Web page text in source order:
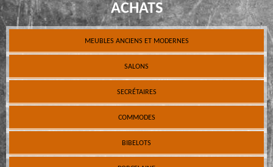
ACHATS
MEUBLES ANCIENS ET MODERNES
SALONS
SECRÉTAIRES
COMMODES
BIBELOTS